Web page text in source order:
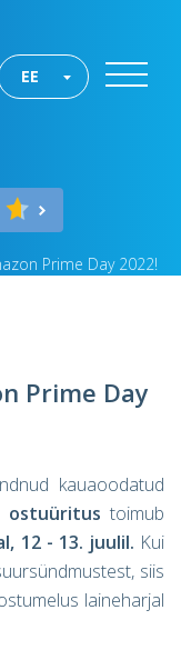
EE
Prime Day 2022!
Prime Day
kauaoodatud
ostuüritus toimub
12 - 13. juulil. Kui
siis
laineharjal